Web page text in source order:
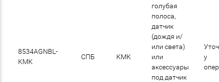
8534AGNBL-
KMK
СПБ KMK
голубая
полоса,
датчик
(дождя и/
или света)
или
аксессуары
под датчик
у